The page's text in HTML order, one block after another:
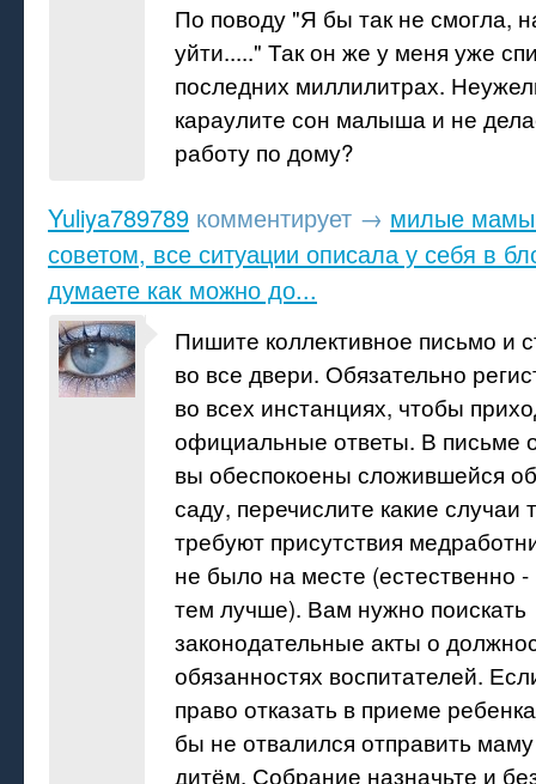
По поводу "Я бы так не смогла,
уйти....." Так он же у меня уже
последних миллилитрах.
караулите сон малыша и не
работу по дому?
Yuliya789789 комментирует → милые мамы
советом, все ситуации описала у себя в
думаете как можно до...
Пишите коллективное письмо и
во все двери. Обязательно
во всех инстанциях, чтобы
официальные ответы. В письме
вы обеспокоены сложившейся
саду, перечислите какие случаи
требуют присутствия
не было на месте (естественно
тем лучше). Вам нужно поискать
законодательные акты о
обязанностях воспитателей.
право отказать в приеме
бы не отвалился отправить
дитём. Собрание назначьте и